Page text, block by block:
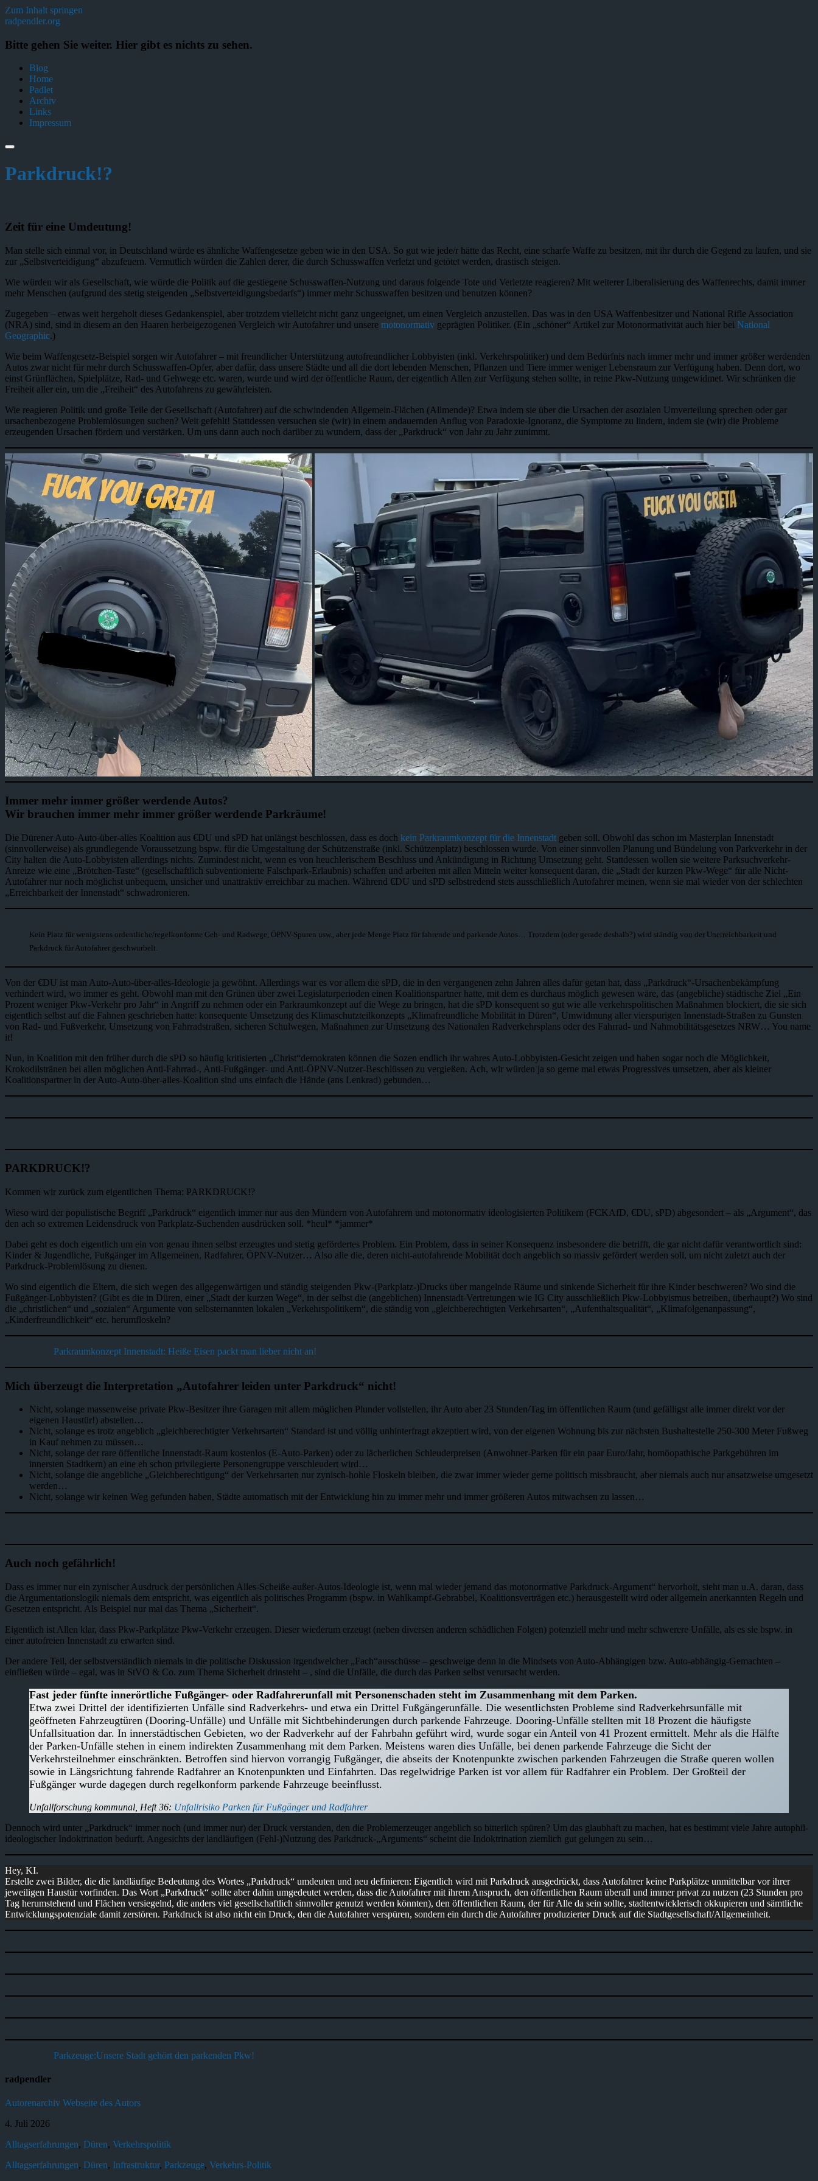
Zum Inhalt springen
radpendler.org
Bitte gehen Sie weiter. Hier gibt es nichts zu sehen.
Blog
Home
Padlet
Archiv
Links
Impressum
Parkdruck!?
Zeit für eine Umdeutung!
Man stelle sich einmal vor, in Deutschland würde es ähnliche Waffengesetze geben wie in den USA. So gut wie jede/r hätte das Recht, eine scharfe Waffe zu besitzen, mit ihr durch die Gegend zu laufen, und sie
zur „Selbstverteidigung“ abzufeuern. Vermutlich würden die Zahlen derer, die durch Schusswaffen verletzt und getötet werden, drastisch steigen.
Wie würden wir als Gesellschaft, wie würde die Politik auf die gestiegene Schusswaffen-Nutzung und daraus folgende Tote und Verletzte reagieren? Mit weiterer Liberalisierung des Waffenrechts, damit immer
mehr Menschen (aufgrund des stetig steigenden „Selbstverteidigungsbedarfs“) immer mehr Schusswaffen besitzen und benutzen können?
Zugegeben – etwas weit hergeholt dieses Gedankenspiel, aber trotzdem vielleicht nicht ganz ungeeignet, um einen Vergleich anzustellen. Das was in den USA Waffenbesitzer und National Rifle Association
(NRA) sind, sind in diesem an den Haaren herbeigezogenen Vergleich wir Autofahrer und unsere motonormativ geprägten Politiker. (Ein „schöner“ Artikel zur Motonormativität auch hier bei National
Geographic.)
Wie beim Waffengesetz-Beispiel sorgen wir Autofahrer – mit freundlicher Unterstützung autofreundlicher Lobbyisten (inkl. Verkehrspolitiker) und dem Bedürfnis nach immer mehr und immer größer werdenden
Autos zwar nicht für mehr durch Schusswaffen-Opfer, aber dafür, dass unsere Städte und all die dort lebenden Menschen, Pflanzen und Tiere immer weniger Lebensraum zur Verfügung haben. Denn dort, wo
einst Grünflächen, Spielplätze, Rad- und Gehwege etc. waren, wurde und wird der öffentliche Raum, der eigentlich Allen zur Verfügung stehen sollte, in reine Pkw-Nutzung umgewidmet. Wir schränken die
Freiheit aller ein, um die „Freiheit“ des Autofahrens zu gewährleisten.
Wie reagieren Politik und große Teile der Gesellschaft (Autofahrer) auf die schwindenden Allgemein-Flächen (Allmende)? Etwa indem sie über die Ursachen der asozialen Umverteilung sprechen oder gar
ursachenbezogene Problemlösungen suchen? Weit gefehlt! Stattdessen versuchen sie (wir) in einem andauernden Anflug von Paradoxie-Ignoranz, die Symptome zu lindern, indem sie (wir) die Probleme
erzeugenden Ursachen fördern und verstärken. Um uns dann auch noch darüber zu wundern, dass der „Parkdruck“ von Jahr zu Jahr zunimmt.
Immer mehr immer größer werdende Autos?
Wir brauchen immer mehr immer größer werdende Parkräume!
Die Dürener Auto-Auto-über-alles Koalition aus €DU und sPD hat unlängst beschlossen, dass es doch kein Parkraumkonzept für die Innenstadt geben soll. Obwohl das schon im Masterplan Innenstadt
(sinnvollerweise) als grundlegende Voraussetzung bspw. für die Umgestaltung der Schützenstraße (inkl. Schützenplatz) beschlossen wurde. Von einer sinnvollen Planung und Bündelung von Parkverkehr in der
City halten die Auto-Lobbyisten allerdings nichts. Zumindest nicht, wenn es von heuchlerischem Beschluss und Ankündigung in Richtung Umsetzung geht. Stattdessen wollen sie weitere Parksuchverkehr-
Anreize wie eine „Brötchen-Taste“ (gesellschaftlich subventionierte Falschpark-Erlaubnis) schaffen und arbeiten mit allen Mitteln weiter konsequent daran, die „Stadt der kurzen Pkw-Wege“ für alle Nicht-
Autofahrer nur noch möglichst unbequem, unsicher und unattraktiv erreichbar zu machen. Während €DU und sPD selbstredend stets ausschließlich Autofahrer meinen, wenn sie mal wieder von der schlechten
„Erreichbarkeit der Innenstadt“ schwadronieren.
Kein Platz für wenigstens ordentliche/regelkonforme Geh- und Radwege, ÖPNV-Spuren usw., aber jede Menge Platz für fahrende und parkende Autos… Trotzdem (oder gerade deshalb?) wird ständig von der Unerreichbarkeit und
Parkdruck für Autofahrer geschwurbelt.
Von der €DU ist man Auto-Auto-über-alles-Ideologie ja gewöhnt. Allerdings war es vor allem die sPD, die in den vergangenen zehn Jahren alles dafür getan hat, dass „Parkdruck“-Ursachenbekämpfung
verhindert wird, wo immer es geht. Obwohl man mit den Grünen über zwei Legislaturperioden einen Koalitionspartner hatte, mit dem es durchaus möglich gewesen wäre, das (angebliche) städtische Ziel „Ein
Prozent weniger Pkw-Verkehr pro Jahr“ in Angriff zu nehmen oder ein Parkraumkonzept auf die Wege zu bringen, hat die sPD konsequent so gut wie alle verkehrspolitischen Maßnahmen blockiert, die sie sich
eigentlich selbst auf die Fahnen geschrieben hatte: konsequente Umsetzung des Klimaschutzteilkonzepts „Klimafreundliche Mobilität in Düren“, Umwidmung aller vierspurigen Innenstadt-Straßen zu Gunsten
von Rad- und Fußverkehr, Umsetzung von Fahrradstraßen, sicheren Schulwegen, Maßnahmen zur Umsetzung des Nationalen Radverkehrsplans oder des Fahrrad- und Nahmobilitätsgesetzes NRW… You name
it!
Nun, in Koalition mit den früher durch die sPD so häufig kritisierten „Christ“demokraten können die Sozen endlich ihr wahres Auto-Lobbyisten-Gesicht zeigen und haben sogar noch die Möglichkeit,
Krokodilstränen bei allen möglichen Anti-Fahrrad-, Anti-Fußgänger- und Anti-ÖPNV-Nutzer-Beschlüssen zu vergießen. Ach, wir würden ja so gerne mal etwas Progressives umsetzen, aber als kleiner
Koalitionspartner in der Auto-Auto-über-alles-Koalition sind uns einfach die Hände (ans Lenkrad) gebunden…
PARKDRUCK!?
Kommen wir zurück zum eigentlichen Thema: PARKDRUCK!?
Wieso wird der populistische Begriff „Parkdruck“ eigentlich immer nur aus den Mündern von Autofahrern und motonormativ ideologisierten Politikern (FCKAfD, €DU, sPD) abgesondert – als „Argument“, das
den ach so extremen Leidensdruck von Parkplatz-Suchenden ausdrücken soll. *heul* *jammer*
Dabei geht es doch eigentlich um ein von genau ihnen selbst erzeugtes und stetig gefördertes Problem. Ein Problem, dass in seiner Konsequenz insbesondere die betrifft, die gar nicht dafür verantwortlich sind:
Kinder & Jugendliche, Fußgänger im Allgemeinen, Radfahrer, ÖPNV-Nutzer… Also alle die, deren nicht-autofahrende Mobilität doch angeblich so massiv gefördert werden soll, um nicht zuletzt auch der
Parkdruck-Problemlösung zu dienen.
Wo sind eigentlich die Eltern, die sich wegen des allgegenwärtigen und ständig steigenden Pkw-(Parkplatz-)Drucks über mangelnde Räume und sinkende Sicherheit für ihre Kinder beschweren? Wo sind die
Fußgänger-Lobbyisten? (Gibt es die in Düren, einer „Stadt der kurzen Wege“, in der selbst die (angeblichen) Innenstadt-Vertretungen wie IG City ausschließlich Pkw-Lobbyismus betreiben, überhaupt?) Wo sind
die „christlichen“ und „sozialen“ Argumente von selbsternannten lokalen „Verkehrspolitikern“, die ständig von „gleichberechtigten Verkehrsarten“, „Aufenthaltsqualität“, „Klimafolgenanpassung“,
„Kinderfreundlichkeit“ etc. herumfloskeln?
Parkraumkonzept Innenstadt: Heiße Eisen packt man lieber nicht an!
Mich überzeugt die Interpretation „Autofahrer leiden unter Parkdruck“ nicht!
Nicht, solange massenweise private Pkw-Besitzer ihre Garagen mit allem möglichen Plunder vollstellen, ihr Auto aber 23 Stunden/Tag im öffentlichen Raum (und gefälligst alle immer direkt vor der
eigenen Haustür!) abstellen…
Nicht, solange es trotz angeblich „gleichberechtigter Verkehrsarten“ Standard ist und völlig unhinterfragt akzeptiert wird, von der eigenen Wohnung bis zur nächsten Bushaltestelle 250-300 Meter Fußweg
in Kauf nehmen zu müssen…
Nicht, solange der rare öffentliche Innenstadt-Raum kostenlos (E-Auto-Parken) oder zu lächerlichen Schleuderpreisen (Anwohner-Parken für ein paar Euro/Jahr, homöopathische Parkgebühren im
innersten Stadtkern) an eine eh schon privilegierte Personengruppe verschleudert wird…
Nicht, solange die angebliche „Gleichberechtigung“ der Verkehrsarten nur zynisch-hohle Floskeln bleiben, die zwar immer wieder gerne politisch missbraucht, aber niemals auch nur ansatzweise umgesetzt
werden…
Nicht, solange wir keinen Weg gefunden haben, Städte automatisch mit der Entwicklung hin zu immer mehr und immer größeren Autos mitwachsen zu lassen…
Auch noch gefährlich!
Dass es immer nur ein zynischer Ausdruck der persönlichen Alles-Scheiße-außer-Autos-Ideologie ist, wenn mal wieder jemand das motonormative Parkdruck-Argument“ hervorholt, sieht man u.A. daran, dass
die Argumentationslogik niemals dem entspricht, was eigentlich als politisches Programm (bspw. in Wahlkampf-Gebrabbel, Koalitionsverträgen etc.) herausgestellt wird oder allgemein anerkannten Regeln und
Gesetzen entspricht. Als Beispiel nur mal das Thema „Sicherheit“.
Eigentlich ist Allen klar, dass Pkw-Parkplätze Pkw-Verkehr erzeugen. Dieser wiederum erzeugt (neben diversen anderen schädlichen Folgen) potenziell mehr und mehr schwerere Unfälle, als es sie bspw. in
einer autofreien Innenstadt zu erwarten sind.
Der andere Teil, der selbstverständlich niemals in die politische Diskussion irgendwelcher „Fach“ausschüsse – geschweige denn in die Mindsets von Auto-Abhängigen bzw. Auto-abhängig-Gemachten –
einfließen würde – egal, was in StVO & Co. zum Thema Sicherheit drinsteht – , sind die Unfälle, die durch das Parken selbst verursacht werden.
Fast jeder fünfte innerörtliche Fußgänger- oder Radfahrerunfall mit Personenschaden steht im Zusammenhang mit dem Parken.
Etwa zwei Drittel der identifizierten Unfälle sind Radverkehrs- und etwa ein Drittel Fußgängerunfälle. Die wesentlichsten Probleme sind Radverkehrsunfälle mit
geöffneten Fahrzeugtüren (Dooring-Unfälle) und Unfälle mit Sichtbehinderungen durch parkende Fahrzeuge. Dooring-Unfälle stellten mit 18 Prozent die häufigste
Unfallsituation dar. In innerstädtischen Gebieten, wo der Radverkehr auf der Fahrbahn geführt wird, wurde sogar ein Anteil von 41 Prozent ermittelt. Mehr als die Hälfte
der Parken-Unfälle stehen in einem indirekten Zusammenhang mit dem Parken. Meistens waren dies Unfälle, bei denen parkende Fahrzeuge die Sicht der
Verkehrsteilnehmer einschränkten. Betroffen sind hiervon vorrangig Fußgänger, die abseits der Knotenpunkte zwischen parkenden Fahrzeugen die Straße queren wollen
sowie in Längsrichtung fahrende Radfahrer an Knotenpunkten und Einfahrten. Das regelwidrige Parken ist vor allem für Radfahrer ein Problem. Der Großteil der
Fußgänger wurde dagegen durch regelkonform parkende Fahrzeuge beeinflusst.
Unfallforschung kommunal, Heft 36: Unfallrisiko Parken für Fußgänger und Radfahrer
Dennoch wird unter „Parkdruck“ immer noch (und immer nur) der Druck verstanden, den die Problemerzeuger angeblich so bitterlich spüren? Um das glaubhaft zu machen, hat es bestimmt viele Jahre autophil-
ideologischer Indoktrination bedurft. Angesichts der landläufigen (Fehl-)Nutzung des Parkdruck-„Arguments“ scheint die Indoktrination ziemlich gut gelungen zu sein…
Hey, KI.
Erstelle zwei Bilder, die die landläufige Bedeutung des Wortes „Parkdruck“ umdeuten und neu definieren: Eigentlich wird mit Parkdruck ausgedrückt, dass Autofahrer keine Parkplätze unmittelbar vor ihrer
jeweiligen Haustür vorfinden. Das Wort „Parkdruck“ sollte aber dahin umgedeutet werden, dass die Autofahrer mit ihrem Anspruch, den öffentlichen Raum überall und immer privat zu nutzen (23 Stunden pro
Tag herumstehend und Flächen versiegelnd, die anders viel gesellschaftlich sinnvoller genutzt werden könnten), den öffentlichen Raum, der für Alle da sein sollte, stadtentwicklerisch okkupieren und sämtliche
Entwicklungspotenziale damit zerstören. Parkdruck ist also nicht ein Druck, den die Autofahrer verspüren, sondern ein durch die Autofahrer produzierter Druck auf die Stadtgesellschaft/Allgemeinheit.
Parkzeuge:Unsere Stadt gehört den parkenden Pkw!
radpendler
Autorenarchiv Webseite des Autors
4. Juli 2026
Alltagserfahrungen, Düren, Verkehrspolitik
Alltagserfahrungen, Düren, Infrastruktur, Parkzeuge, Verkehrs-Politik